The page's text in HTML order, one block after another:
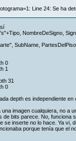
Line 24: Se ha
NombreDeSigno,
SubName,
0
1
31
0
depth es independiente en
imagen cualquiera, no a
de bits parece. No, funciona
se inserte no lo hace. Ya
porque tenía que el